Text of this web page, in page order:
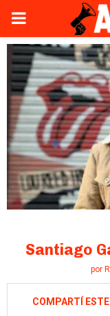
PRIMARY
MENU
Santiago
por
COMPARTÍ